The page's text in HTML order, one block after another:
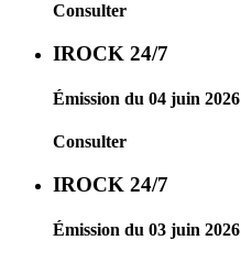
Consulter
IROCK 24/7
Émission du 04 juin 2026
Consulter
IROCK 24/7
Émission du 03 juin 2026